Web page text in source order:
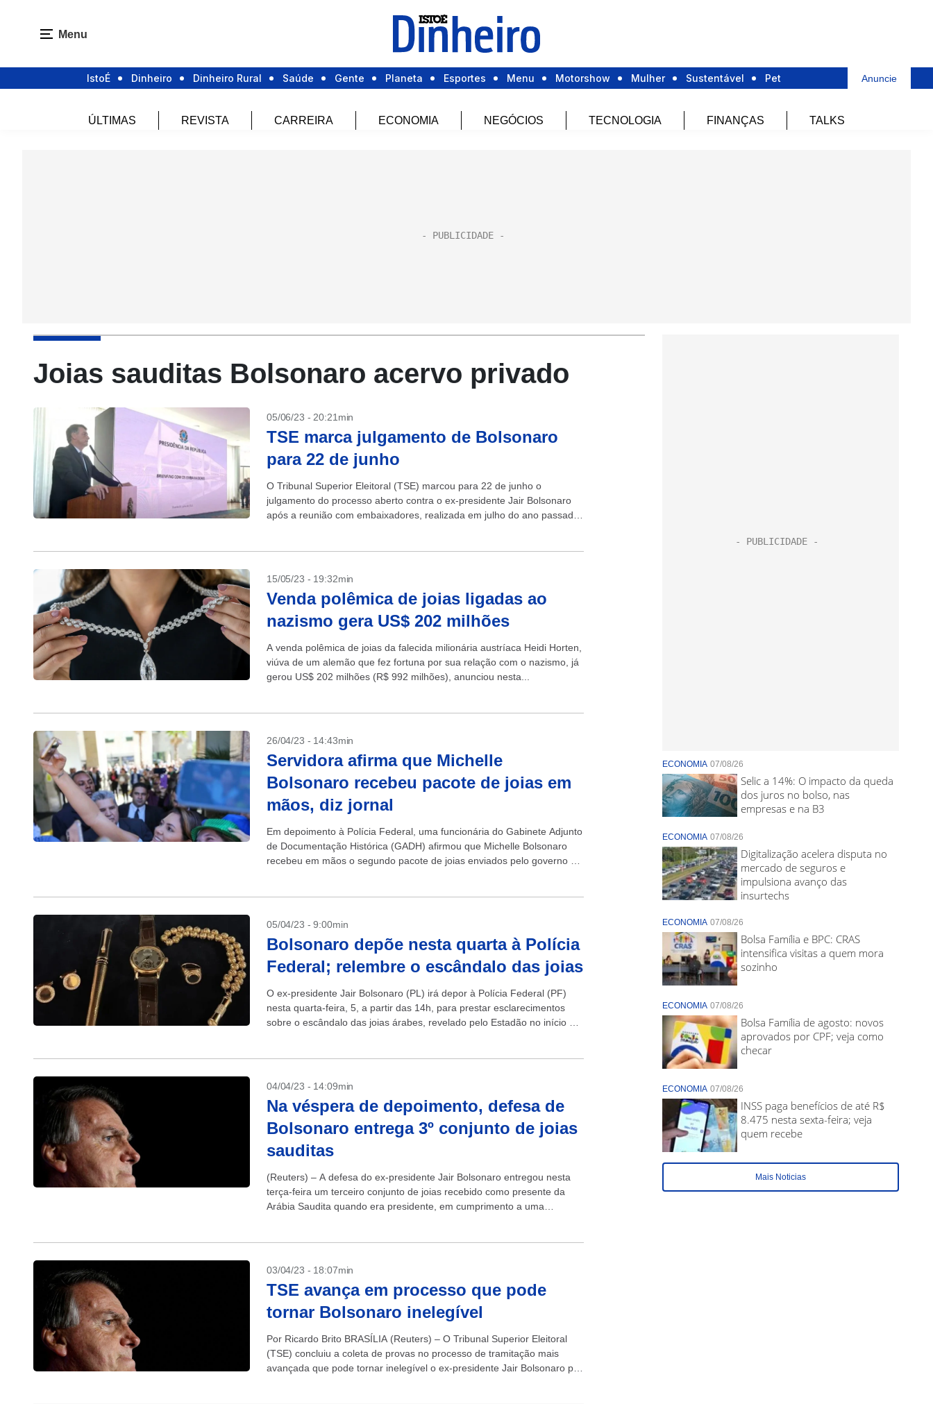
Menu
IstoÉ Dinheiro Dinheiro Rural Saúde Gente Planeta Esportes Menu Motorshow Mulher Sustentável Pet Anuncie
ÚLTIMAS REVISTA CARREIRA ECONOMIA NEGÓCIOS TECNOLOGIA FINANÇAS TALKS
Joias sauditas Bolsonaro acervo privado
05/06/23 - 20:21min
TSE marca julgamento de Bolsonaro
para 22 de junho
O Tribunal Superior Eleitoral (TSE) marcou para 22 de junho o
julgamento do processo aberto contra o ex-presidente Jair Bolsonaro
após a reunião com embaixadores, realizada em julho do ano passado,
15/05/23 - 19:32min
Venda polêmica de joias ligadas ao
nazismo gera US$ 202 milhões
A venda polêmica de joias da falecida milionária austríaca Heidi Horten,
viúva de um alemão que fez fortuna por sua relação com o nazismo, já
gerou US$ 202 milhões (R$ 992 milhões), anunciou nesta...
26/04/23 - 14:43min
Servidora afirma que Michelle
Bolsonaro recebeu pacote de joias em
mãos, diz jornal
Em depoimento à Polícia Federal, uma funcionária do Gabinete Adjunto
de Documentação Histórica (GADH) afirmou que Michelle Bolsonaro
recebeu em mãos o segundo pacote de joias enviados pelo governo da
05/04/23 - 9:00min
Bolsonaro depõe nesta quarta à Polícia
Federal; relembre o escândalo das joias
O ex-presidente Jair Bolsonaro (PL) irá depor à Polícia Federal (PF)
nesta quarta-feira, 5, a partir das 14h, para prestar esclarecimentos
sobre o escândalo das joias árabes, revelado pelo Estadão no início de
04/04/23 - 14:09min
Na véspera de depoimento, defesa de
Bolsonaro entrega 3º conjunto de joias
sauditas
(Reuters) – A defesa do ex-presidente Jair Bolsonaro entregou nesta
terça-feira um terceiro conjunto de joias recebido como presente da
Arábia Saudita quando era presidente, em cumprimento a uma
03/04/23 - 18:07min
TSE avança em processo que pode
tornar Bolsonaro inelegível
Por Ricardo Brito BRASÍLIA (Reuters) – O Tribunal Superior Eleitoral
(TSE) concluiu a coleta de provas no processo de tramitação mais
avançada que pode tornar inelegível o ex-presidente Jair Bolsonaro por
ECONOMIA 07/08/26
Selic a 14%: O impacto da queda
dos juros no bolso, nas
empresas e na B3
ECONOMIA 07/08/26
Digitalização acelera disputa no
mercado de seguros e
impulsiona avanço das
insurtechs
ECONOMIA 07/08/26
Bolsa Família e BPC: CRAS
intensifica visitas a quem mora
sozinho
ECONOMIA 07/08/26
Bolsa Família de agosto: novos
aprovados por CPF; veja como
checar
ECONOMIA 07/08/26
INSS paga benefícios de até R$
8.475 nesta sexta-feira; veja
quem recebe
Mais Noticias